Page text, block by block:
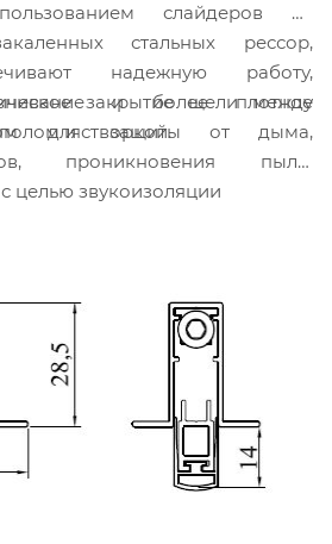
слайдеров из
стальных рессор,
надежную работу,
и более плотное
и створкой.
закрытие щели между
для защиты от дыма,
проникновения пыли,
целью звукоизоляции